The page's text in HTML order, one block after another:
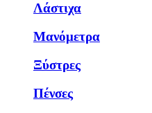
Λάστιχα
Μανόμετρα
Ξύστρες
Πένσες